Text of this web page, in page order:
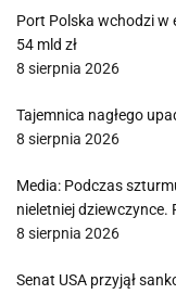
Port Polska wchodzi
54 mld zł
8 sierpnia 2026
Tajemnica nagłego
8 sierpnia 2026
Media: Podczas
nieletniej dziewczynce.
8 sierpnia 2026
Senat USA przyjął